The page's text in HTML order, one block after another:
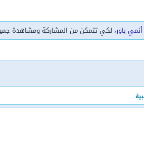
باور، لكي تتمكن من المشاركة ومشاهدة